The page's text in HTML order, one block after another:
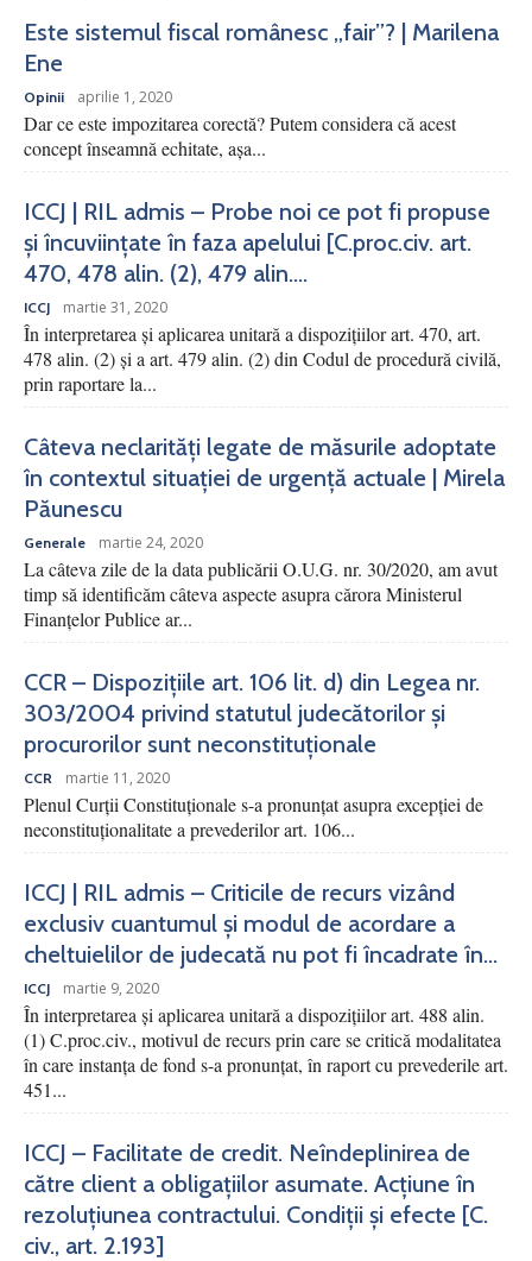
Este sistemul fiscal românesc „fair”? | Marilena
Ene
Opinii aprilie 1, 2020
Dar ce este impozitarea corectă? Putem considera că acest
concept înseamnă echitate, așa...
ICCJ | RIL admis – Probe noi ce pot fi propuse
și încuviințate în faza apelului [C.proc.civ. art.
470, 478 alin. (2), 479 alin....
ICCJ martie 31, 2020
În interpretarea şi aplicarea unitară a dispoziţiilor art. 470, art.
478 alin. (2) şi a art. 479 alin. (2) din Codul de procedură civilă,
prin raportare la...
Câteva neclarități legate de măsurile adoptate
în contextul situației de urgență actuale | Mirela
Păunescu
Generale martie 24, 2020
La câteva zile de la data publicării O.U.G. nr. 30/2020, am avut
timp să identificăm câteva aspecte asupra cărora Ministerul
Finanțelor Publice ar...
CCR – Dispozițiile art. 106 lit. d) din Legea nr.
303/2004 privind statutul judecătorilor și
procurorilor sunt neconstituționale
CCR martie 11, 2020
Plenul Curții Constituționale s-a pronunțat asupra excepției de
neconstituționalitate a prevederilor art. 106...
ICCJ | RIL admis – Criticile de recurs vizând
exclusiv cuantumul și modul de acordare a
cheltuielilor de judecată nu pot fi încadrate în...
ICCJ martie 9, 2020
În interpretarea și aplicarea unitară a dispozițiilor art. 488 alin.
(1) C.proc.civ., motivul de recurs prin care se critică modalitatea
în care instanța de fond s-a pronunțat, în raport cu prevederile art.
451...
ICCJ – Facilitate de credit. Neîndeplinirea de
către client a obligațiilor asumate. Acțiune în
rezoluțiunea contractului. Condiții și efecte [C.
civ., art. 2.193]